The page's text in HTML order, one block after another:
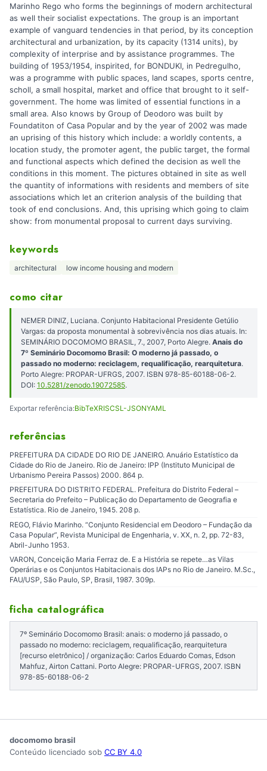
Marinho Rego who forms the beginnings of modern architectural
as well their socialist expectations. The group is an important
example of vanguard tendencies in that period, by its conception
architectural and urbanization, by its capacity (1314 units), by
complexity of interprise and by assistance programmes. The
building of 1953/1954, inspirited, for BONDUKI, in Pedregulho,
was a programme with public spaces, land scapes, sports centre,
scholl, a small hospital, market and office that brought to it self-
government. The home was limited of essential functions in a
small area. Also knows by Group of Deodoro was built by
Foundatiton of Casa Popular and by the year of 2002 was made
an uprising of this history which include: a worldly contents, a
location study, the promoter agent, the public target, the formal
and functional aspects which defined the decision as well the
conditions in this moment. The pictures obtained in site as well
the quantity of informations with residents and members of site
associations which let an criterion analysis of the building that
took of end conclusions. And, this uprising which going to claim
show: from monumental proposal to current days surviving.
keywords
architectural low income housing and modern
como citar
NEMER DINIZ, Luciana. Conjunto Habitacional Presidente Getúlio
Vargas: da proposta monumental à sobrevivência nos dias atuais. In:
SEMINÁRIO DOCOMOMO BRASIL, 7., 2007, Porto Alegre. Anais do
7º Seminário Docomomo Brasil: O moderno já passado, o
passado no moderno: reciclagem, requalificação, rearquitetura.
Porto Alegre: PROPAR-UFRGS, 2007. ISBN 978-85-60188-06-2.
DOI: 10.5281/zenodo.19072585.
Exportar referência:BibTeXRISCSL-JSONYAML
referências
PREFEITURA DA CIDADE DO RIO DE JANEIRO. Anuário Estatístico da
Cidade do Rio de Janeiro. Rio de Janeiro: IPP (Instituto Municipal de
Urbanismo Pereira Passos) 2000. 864 p.
PREFEITURA DO DISTRITO FEDERAL. Prefeitura do Distrito Federal –
Secretaria do Prefeito – Publicação do Departamento de Geografia e
Estatística. Rio de Janeiro, 1945. 208 p.
REGO, Flávio Marinho. “Conjunto Residencial em Deodoro – Fundação da
Casa Popular”, Revista Municipal de Engenharia, v. XX, n. 2, pp. 72-83,
Abril-Junho 1953.
VARON, Conceição Maria Ferraz de. E a História se repete…as Vilas
Operárias e os Conjuntos Habitacionais dos IAPs no Rio de Janeiro. M.Sc.,
FAU/USP, São Paulo, SP, Brasil, 1987. 309p.
ficha catalográfica
7º Seminário Docomomo Brasil: anais: o moderno já passado, o
passado no moderno: reciclagem, requalificação, rearquitetura
[recurso eletrônico] / organização: Carlos Eduardo Comas, Edson
Mahfuz, Airton Cattani. Porto Alegre: PROPAR-UFRGS, 2007. ISBN
978-85-60188-06-2
docomomo brasil
Conteúdo licenciado sob CC BY 4.0